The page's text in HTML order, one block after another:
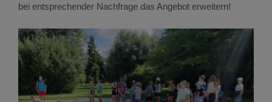
bei entsprechender Nachfrage das Angebot erweitern!